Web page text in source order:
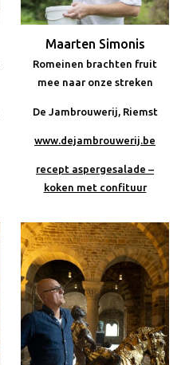
Maarten Simonis
Romeinen brachten fruit
mee naar onze streken
De Jambrouwerij, Riemst
www.dejambrouwerij.be
recept aspergesalade –
koken met confituur